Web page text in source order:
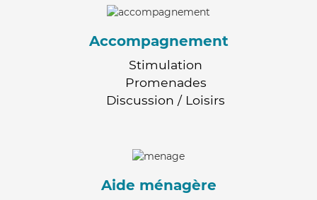
Accompagnement
Stimulation
Promenades
Discussion / Loisirs
Aide ménagère